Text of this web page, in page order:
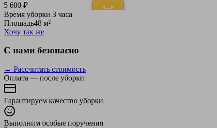
5 600 ₽
Время уборки 3 часа
Площадь48 м²
Хочу так же
С нами безопасно
→ Рассчитать стоимость
Оплата — после уборки
Гарантируем качество уборки
Выполним особые поручения